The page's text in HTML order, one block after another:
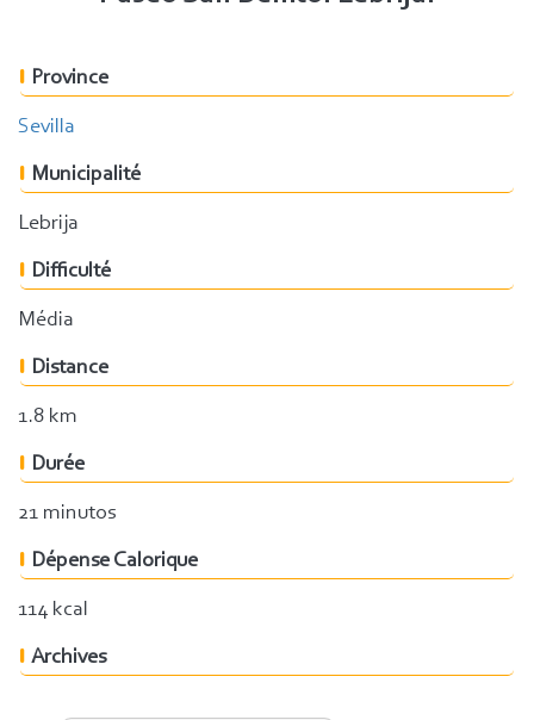
Province
Sevilla
Municipalité
Lebrija
Difficulté
Média
Distance
1.8 km
Durée
21 minutos
Dépense Calorique
114 kcal
Archives